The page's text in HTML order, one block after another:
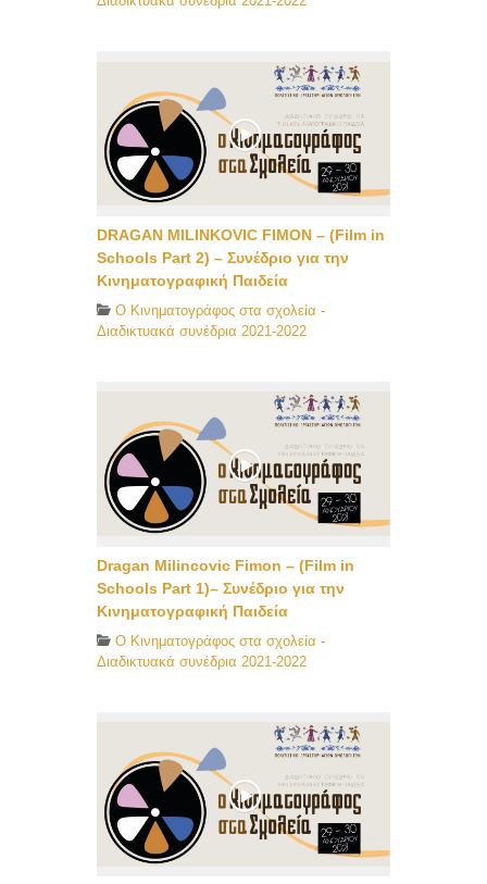
DRAGAN MILINKOVIC FIMON – (Film in
Schools Part 2) – Συνέδριο για την
Κινηματογραφική Παιδεία
O Κινηματογράφος στα σχολεία -
Διαδικτυακά συνέδρια 2021-2022
Dragan Milincovic Fimon – (Film in
Schools Part 1)– Συνέδριο για την
Κινηματογραφική Παιδεία
O Κινηματογράφος στα σχολεία -
Διαδικτυακά συνέδρια 2021-2022